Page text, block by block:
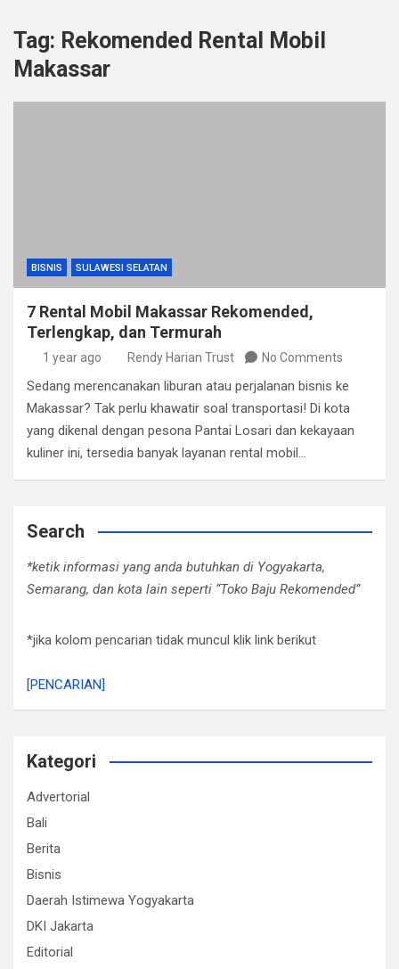
Tag: Rekomended Rental Mobil
Makassar
BISNIS SULAWESI SELATAN
7 Rental Mobil Makassar Rekomended,
Terlengkap, dan Termurah
1 year ago Rendy Harian Trust No Comments
Sedang merencanakan liburan atau perjalanan bisnis ke
Makassar? Tak perlu khawatir soal transportasi! Di kota
yang dikenal dengan pesona Pantai Losari dan kekayaan
kuliner ini, tersedia banyak layanan rental mobil…
Search
*ketik informasi yang anda butuhkan di Yogyakarta,
Semarang, dan kota lain seperti “Toko Baju Rekomended”
*jika kolom pencarian tidak muncul klik link berikut
[PENCARIAN]
Kategori
Advertorial
Bali
Berita
Bisnis
Daerah Istimewa Yogyakarta
DKI Jakarta
Editorial